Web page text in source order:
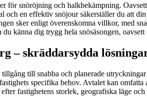
snöröjning och halkbekämpning.
och en effektiv snöjour säkerställer du
sker enligt överenskomna villkor, med
känna dig trygg hela snösäsongen,
– skräddarsydda
till snabba och planerade
specifika behov. Avtalet kan
fastighetens storlek, geografiska läge